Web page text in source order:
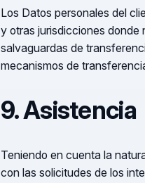
Los Datos personales del
y otras jurisdicciones donde
salvaguardas de
mecanismos de
9. Asistencia
Teniendo en cuenta la
con las solicitudes de los